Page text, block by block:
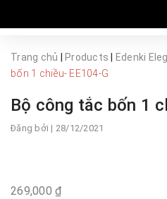
Trang chủ Products Edenki
bốn 1 chiều- EE104-G
Bộ công tắc bốn 1
Đăng bởi | 28/12/2021
269,000 ₫